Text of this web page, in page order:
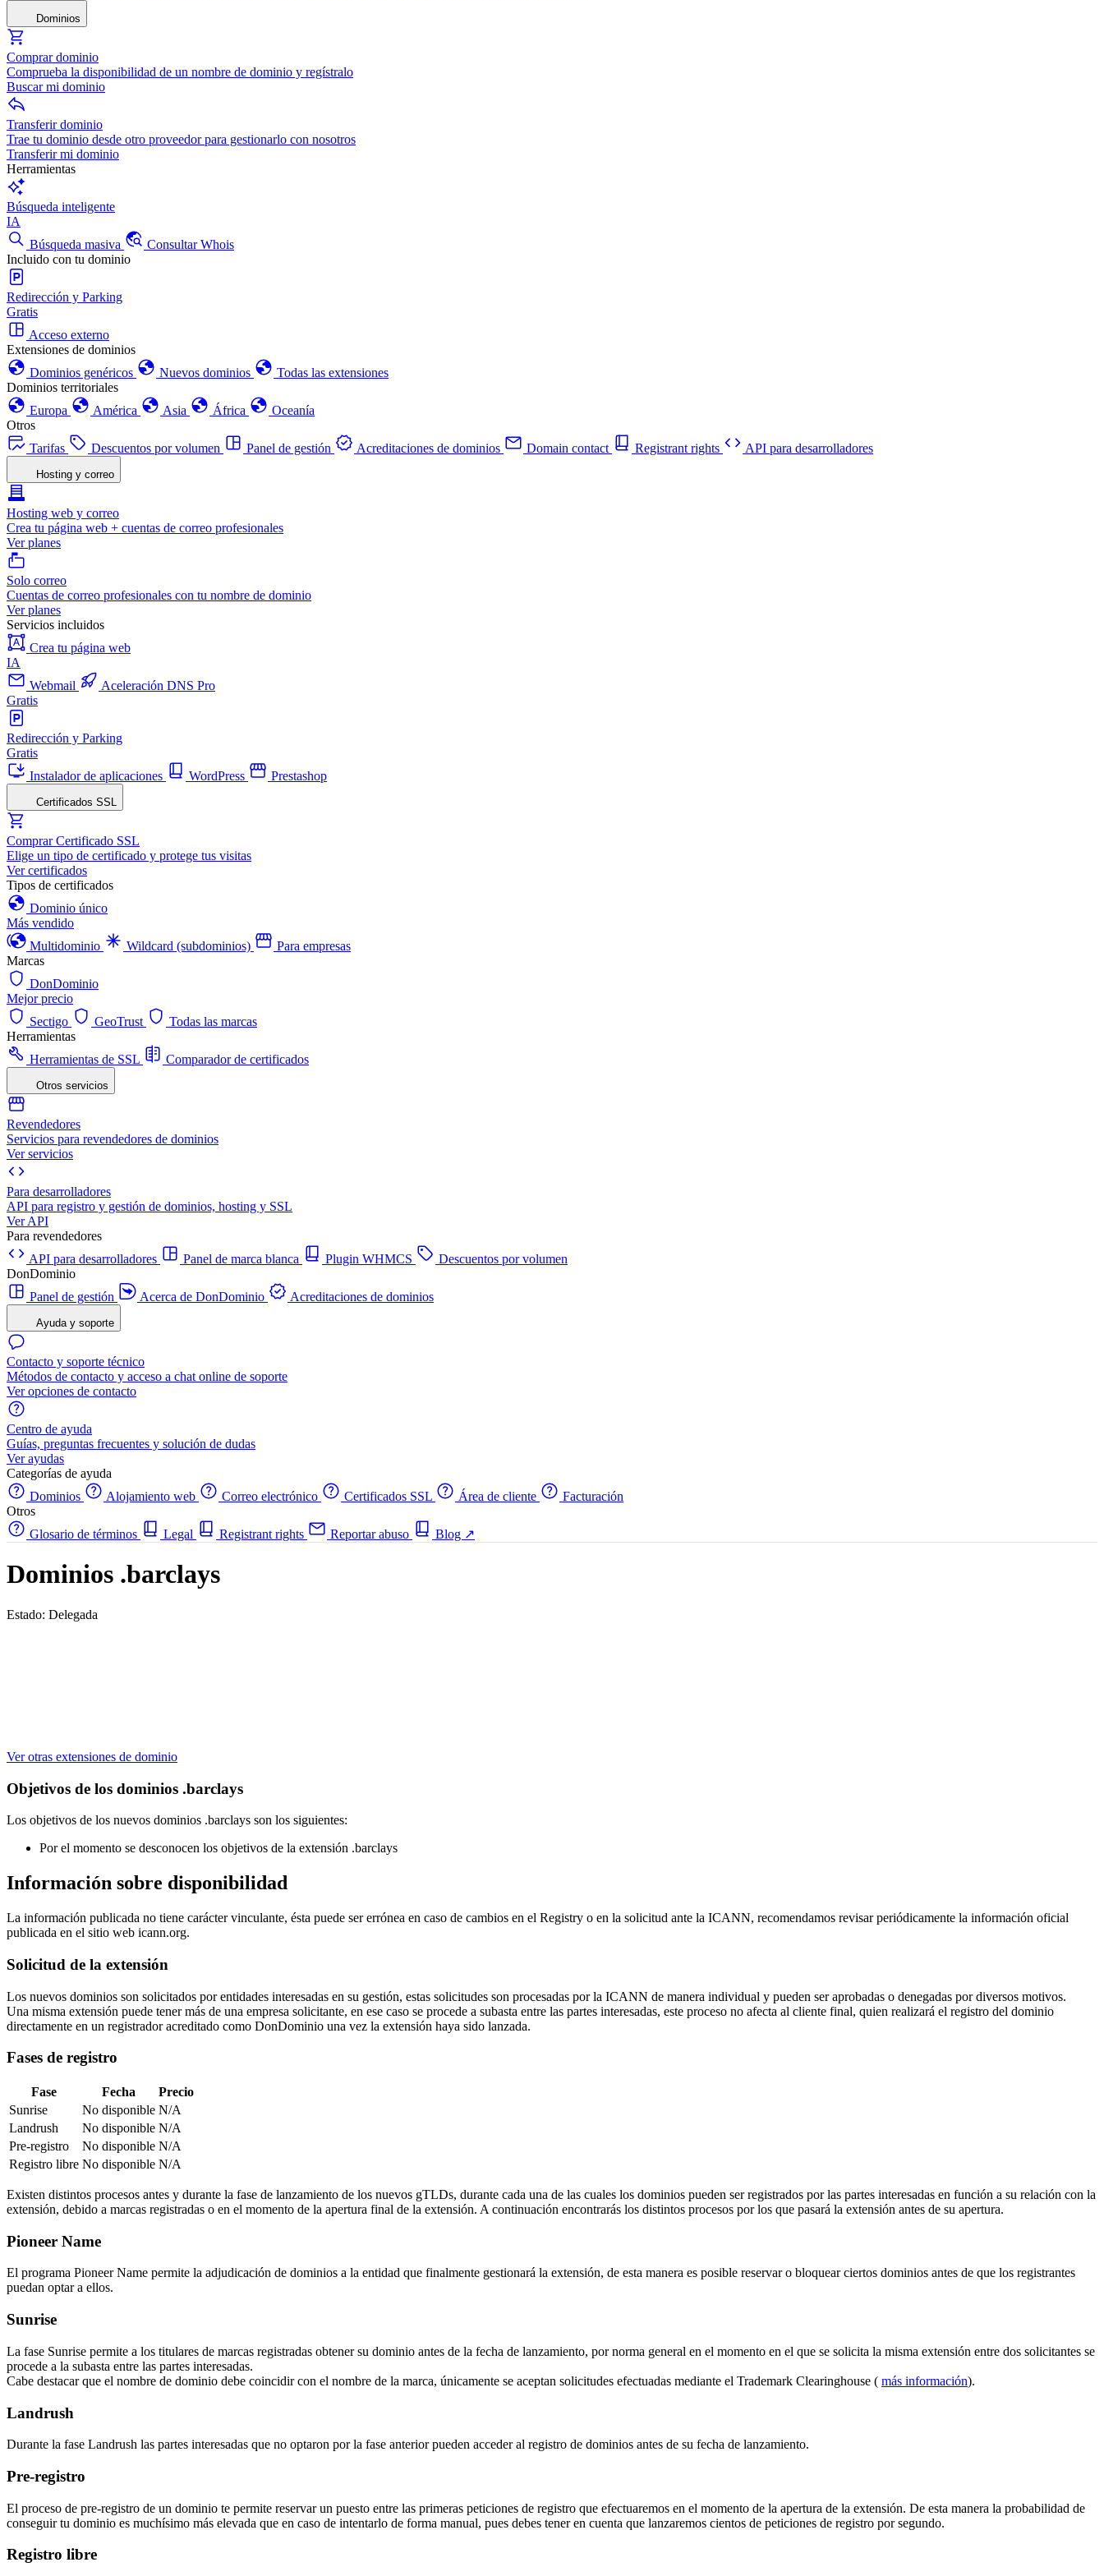
Dominios
Comprar dominio
Comprueba la disponibilidad de un nombre de dominio y regístralo
Buscar mi dominio
Transferir dominio
Trae tu dominio desde otro proveedor para gestionarlo con nosotros
Transferir mi dominio
Herramientas
Búsqueda inteligente
IA
Búsqueda masiva
Consultar Whois
Incluido con tu dominio
Redirección y Parking
Gratis
Acceso externo
Extensiones de dominios
Dominios genéricos
Nuevos dominios
Todas las extensiones
Dominios territoriales
Europa
América Asia África
Oceanía
Otros
Tarifas
Descuentos por volumen Panel de gestión Acreditaciones de dominios Domain contact Registrant rights API para desarrolladores
Hosting y correo
Hosting web y correo
Crea tu página web + cuentas de correo profesionales
Ver planes
Solo correo
Cuentas de correo profesionales con tu nombre de dominio
Ver planes
Servicios incluidos
Crea tu página web
IA
Webmail
Aceleración DNS Pro
Gratis
Redirección y Parking
Gratis
Instalador de aplicaciones
WordPress Prestashop
Certificados SSL
Comprar Certificado SSL
Elige un tipo de certificado y protege tus visitas
Ver certificados
Tipos de certificados
Dominio único
Más vendido
Multidominio
Wildcard (subdominios)
Para empresas
Marcas
DonDominio
Mejor precio
Sectigo
GeoTrust
Todas las marcas
Herramientas
Herramientas de SSL
Comparador de certificados
Otros servicios
Revendedores
Servicios para revendedores de dominios
Ver servicios
Para desarrolladores
API para registro y gestión de dominios, hosting y SSL
Ver API
Para revendedores
API para desarrolladores
Panel de marca blanca Plugin WHMCS
Descuentos por volumen
DonDominio
Panel de gestión
Acerca de DonDominio Acreditaciones de dominios
Ayuda y soporte
Contacto y soporte técnico
Métodos de contacto y acceso a chat online de soporte
Ver opciones de contacto
Centro de ayuda
Guías, preguntas frecuentes y solución de dudas
Ver ayudas
Categorías de ayuda
Dominios
Alojamiento web Correo electrónico Certificados SSL Área de cliente
Facturación
Otros
Glosario de términos
Legal Registrant rights Reportar abuso Blog ↗
Dominios .barclays
Estado: Delegada
Ver otras extensiones de dominio
Objetivos de los dominios .barclays
Los objetivos de los nuevos dominios .barclays son los siguientes:
Por el momento se desconocen los objetivos de la extensión .barclays
Información sobre disponibilidad
La información publicada no tiene carácter vinculante, ésta puede ser errónea en caso de cambios en el Registry o en la solicitud ante la ICANN, recomendamos revisar periódicamente la información oficial
publicada en el sitio web icann.org.
Solicitud de la extensión
Los nuevos dominios son solicitados por entidades interesadas en su gestión, estas solicitudes son procesadas por la ICANN de manera individual y pueden ser aprobadas o denegadas por diversos motivos.
Una misma extensión puede tener más de una empresa solicitante, en ese caso se procede a subasta entre las partes interesadas, este proceso no afecta al cliente final, quien realizará el registro del dominio
directamente en un registrador acreditado como DonDominio una vez la extensión haya sido lanzada.
Fases de registro
Fase Fecha
Precio
Sunrise
No disponible N/A
Landrush
No disponible N/A
Pre-registro
No disponible N/A
Registro libre No disponible N/A
Existen distintos procesos antes y durante la fase de lanzamiento de los nuevos gTLDs, durante cada una de las cuales los dominios pueden ser registrados por las partes interesadas en función a su relación con la
extensión, debido a marcas registradas o en el momento de la apertura final de la extensión. A continuación encontrarás los distintos procesos por los que pasará la extensión antes de su apertura.
Pioneer Name
El programa Pioneer Name permite la adjudicación de dominios a la entidad que finalmente gestionará la extensión, de esta manera es posible reservar o bloquear ciertos dominios antes de que los registrantes
puedan optar a ellos.
Sunrise
La fase Sunrise permite a los titulares de marcas registradas obtener su dominio antes de la fecha de lanzamiento, por norma general en el momento en el que se solicita la misma extensión entre dos solicitantes se
procede a la subasta entre las partes interesadas.
Cabe destacar que el nombre de dominio debe coincidir con el nombre de la marca, únicamente se aceptan solicitudes efectuadas mediante el Trademark Clearinghouse ( más información).
Landrush
Durante la fase Landrush las partes interesadas que no optaron por la fase anterior pueden acceder al registro de dominios antes de su fecha de lanzamiento.
Pre-registro
El proceso de pre-registro de un dominio te permite reservar un puesto entre las primeras peticiones de registro que efectuaremos en el momento de la apertura de la extensión. De esta manera la probabilidad de
conseguir tu dominio es muchísimo más elevada que en caso de intentarlo de forma manual, pues debes tener en cuenta que lanzaremos cientos de peticiones de registro por segundo.
Registro libre